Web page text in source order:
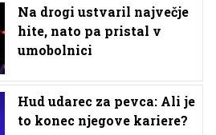
Na drogi ustvaril največje
hite, nato pa pristal v
umobolnici
Hud udarec za pevca: Ali je
to konec njegove kariere?